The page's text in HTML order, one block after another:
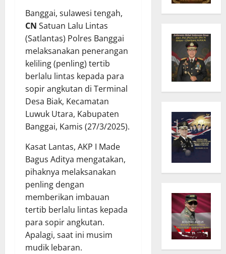
Banggai, sulawesi tengah,
CN Satuan Lalu Lintas
(Satlantas) Polres Banggai
melaksanakan penerangan
keliling (penling) tertib
berlalu lintas kepada para
sopir angkutan di Terminal
Desa Biak, Kecamatan
Luwuk Utara, Kabupaten
Banggai, Kamis (27/3/2025).
Kasat Lantas, AKP I Made
Bagus Aditya mengatakan,
pihaknya melaksanakan
penling dengan
memberikan imbauan
tertib berlalu lintas kepada
para sopir angkutan.
Apalagi, saat ini musim
mudik lebaran.